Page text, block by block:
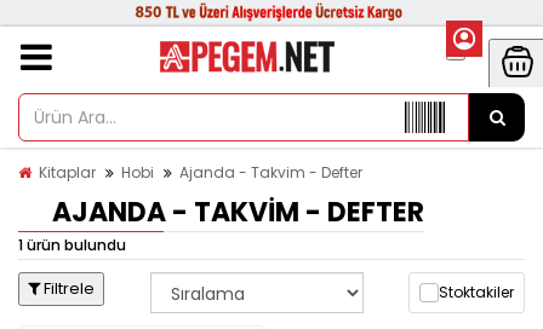
Kitaplar Hobi Ajanda - Takvim - Defter
AJANDA - TAKVIM - DEFTER
1 ürün bulundu
Filtrele Stoktakiler